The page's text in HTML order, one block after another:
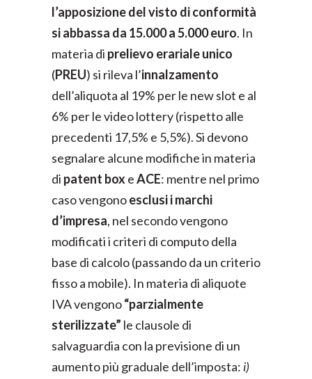
l’apposizione del visto di conformità
si abbassa da 15.000 a 5.000 euro. In
materia di prelievo erariale unico
(PREU) si rileva l’innalzamento
dell’aliquota al 19% per le new slot e al
6% per le video lottery (rispetto alle
precedenti 17,5% e 5,5%). Si devono
segnalare alcune modifiche in materia
di patent box eACE: mentre nel primo
caso vengonoesclusi i marchi
d’impresa, nel secondo vengono
modificati i criteri di computo della
base di calcolo (passando da un criterio
fisso a mobile). In materia di aliquote
IVA vengono“parzialmente
sterilizzate” le clausole di
salvaguardia con la previsione di un
aumento più graduale dell’imposta: i)